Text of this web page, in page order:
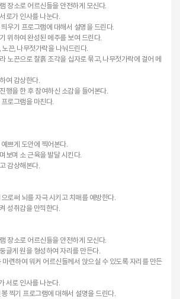
장소로 어르신들을 안전하게 모신다.
로가 인사를 나눈다.
우기 프로그램에 대해서 설명을 드린다.
위하여 완성된 메주를 보여 드린다.
끈, 나무젓가락을 나눠드린다.
노끈으로 찰흙 조각을 십자로 묶고, 나무젓가락에 걸어 메
여 감상한다.
행을 한 후 참여하신 소감을 들어본다.
로그램을 마친다.
쁘게 도안에 찍어본다.
보며 소 근육을 발달 시킨다.
감상해본다.
로써 뇌를 자극 시키고 치매를 예방한다.
성취감을 만끽한다.
장소로 어르신들을 안전하게 모신다.
글게 원을 형성하여 자리를 만든다.
련하여 워커 어르신들께서 앉으실 수 있도록 자리를 만든
서로 인사를 나눈다.
찍기 프로그램에 대해서 설명을 드린다.